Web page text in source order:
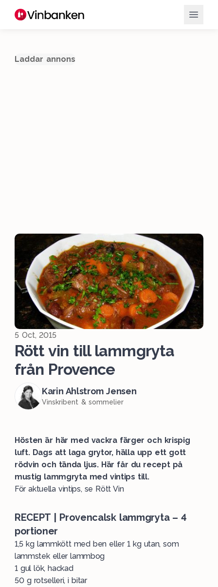
Laddar annons
5 Oct, 2015
Rött vin till lammgryta
från Provence
Karin Ahlstrom Jensen
Vinskribent & sommelier
Hösten är här med vackra färger och krispig
luft. Dags att laga grytor, hälla upp ett gott
rödvin och tända ljus. Här får du recept på
mustig lammgryta med vintips till.
För aktuella vintips, se Rött Vin
RECEPT | Provencalsk lammgryta – 4
portioner
1,5 kg lammkött med ben eller 1 kg utan, som
lammstek eller lammbog
1 gul lök, hackad
50 g rotselleri, i bitar